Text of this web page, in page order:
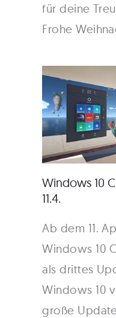
für deine
Frohe
Windows 10
11.4.
Ab dem 11.
Windows 10
als drittes
Windows 10
große